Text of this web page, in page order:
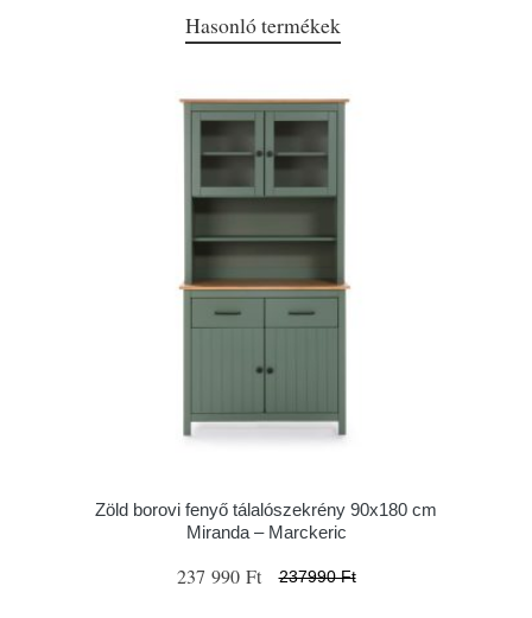
Hasonló termékek
Zöld borovi fenyő tálalószekrény 90x180 cm
Miranda – Marckeric
237 990 Ft 237990 Ft